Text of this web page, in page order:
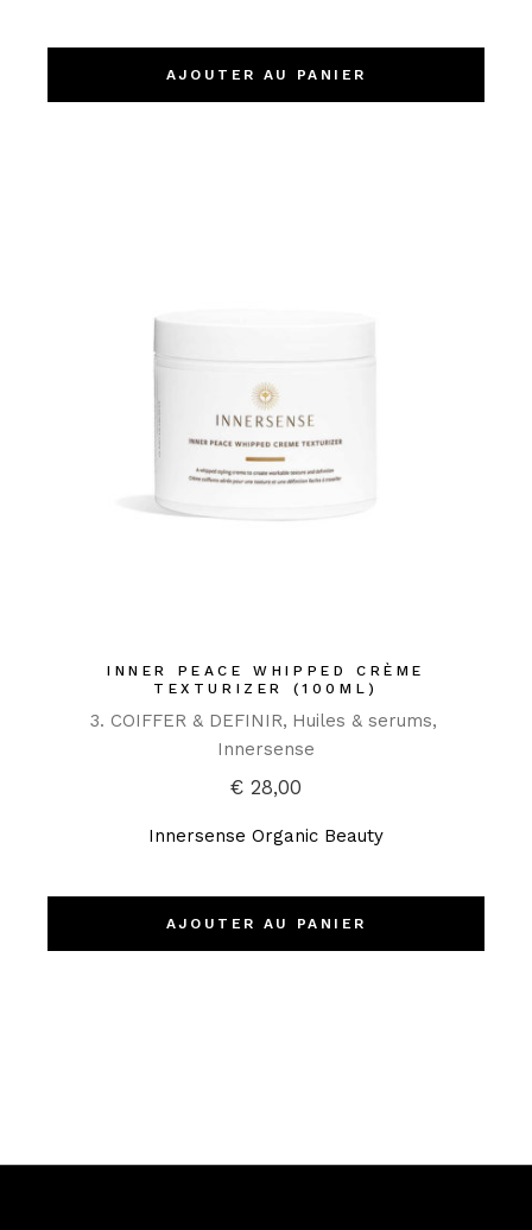
AJOUTER AU PANIER
INNER PEACE WHIPPED CRÈME
TEXTURIZER (100ML)
3. COIFFER & DEFINIR Huiles & serums
Innersense
€ 28,00
Innersense Organic Beauty
AJOUTER AU PANIER